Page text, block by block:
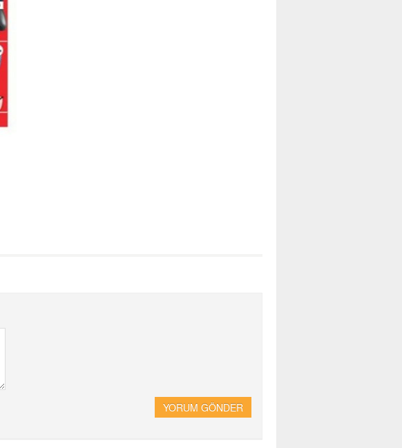
YORUM GÖNDER